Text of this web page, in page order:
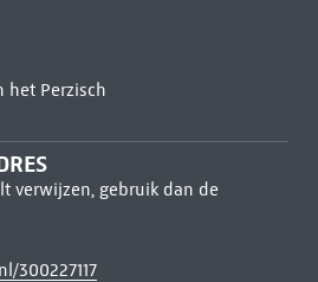
het Perzisch
verwijzen, gebruik dan de
300227117